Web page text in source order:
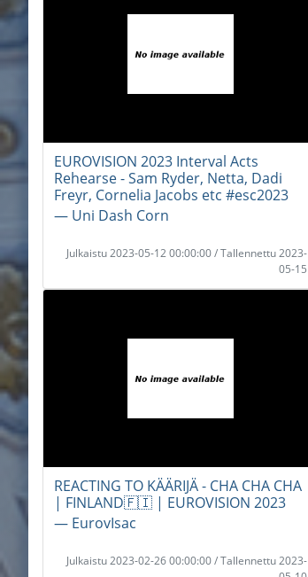
EUROVISION 2023 Interval Acts
Rehearse - Sam Ryder, Netta, Dadi
Freyr, Cornelia Jacobs etc #esc2023
― Uni Dash Corn
Julkaistu 2023-05-12 00:00:00 / Tallennettu 2023-
05-15
REACTING TO KÄÄRIJÄ - CHA CHA CHA
| FINLAND🇫🇮 | EUROVISION 2023
― EurovIsac
Julkaistu 2023-02-26 00:00:00 / Tallennettu 2023-